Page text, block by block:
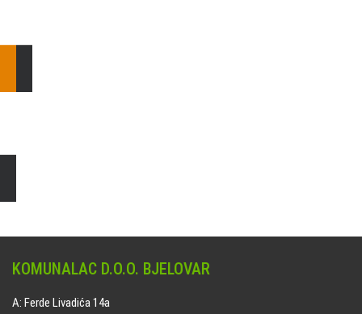
KOMUNALAC D.O.O. BJELOVAR
A: Ferde Livadića 14a